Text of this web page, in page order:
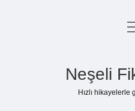
Neşeli
Hızlı